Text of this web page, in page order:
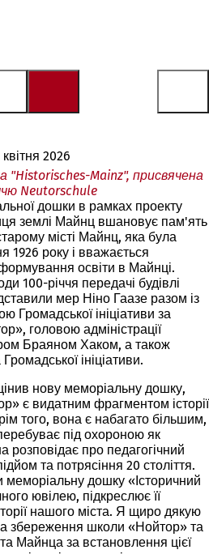
квітня 2026
"Historisches-Mainz", присвячена
Neutorschule
дошки в рамках проекту
землі Майнц вшановує пам'ять
місті Майнц, яка була
1926 року і вважається
освіти в Майнці.
100-річчя передачі будівлі
мер Ніно Гаазе разом із
Громадської ініціативи за
головою адміністрації
Браяном Хаком, а також
ініціативи.
нову меморіальну дошку,
є видатним фрагментом історії
того, вона є набагато більшим,
під охороною як
розповідає про педагогічний
та потрясіння 20 століття.
дошку «Історичний
ювілею, підкреслює її
нашого міста. Я щиро дякую
за збереження школи «Нойтор» та
Майнца за встановлення цієї